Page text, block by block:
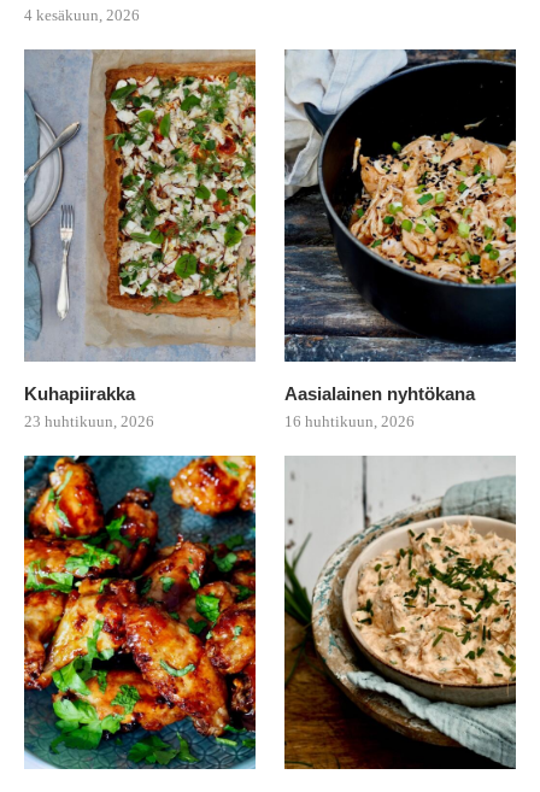
4 kesäkuun, 2026
Kuhapiirakka
23 huhtikuun, 2026
Aasialainen nyhtökana
16 huhtikuun, 2026